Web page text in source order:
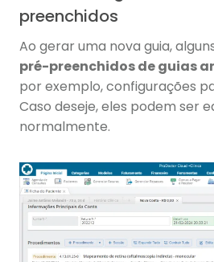
preenchidos
Ao gerar uma nova guia,
pré-preenchidos de guias
por exemplo, configurações
Caso deseje, eles podem ser
normalmente.